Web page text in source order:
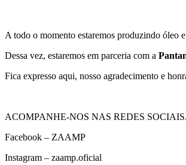
A todo o momento estaremos produzindo óleo
Dessa vez, estaremos em parceria com a
Fica expresso aqui, nosso agradecimento e
ACOMPANHE-NOS NAS REDES SOCIAIS.
Facebook – ZAAMP
Instagram – zaamp.oficial